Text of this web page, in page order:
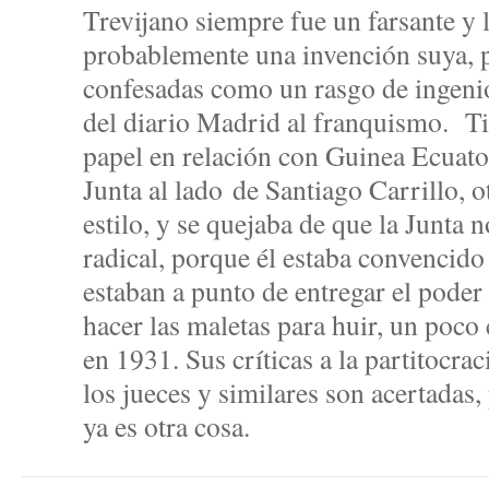
Trevijano siempre fue un farsante y
probablemente una invención suya,
confesadas como un rasgo de
del diario Madrid al franquismo.
papel en relación con Guinea
Junta al lado de Santiago Carrillo,
estilo, y se quejaba de que la Junta
radical, porque él estaba
estaban a punto de entregar el
hacer las maletas para huir, un
en 1931. Sus críticas a la
los jueces y similares son
ya es otra cosa.